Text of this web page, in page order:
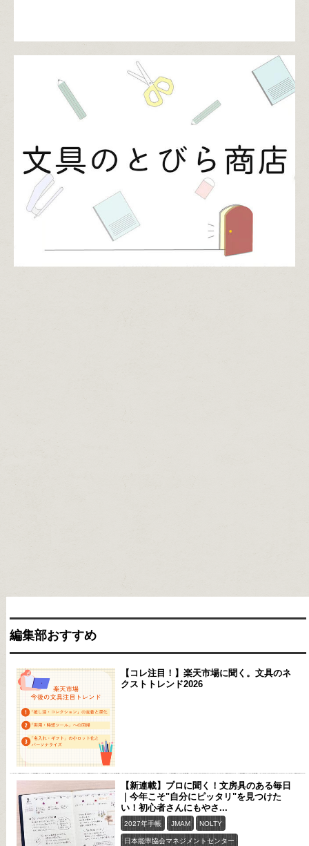
編集部おすすめ
【コレ注目！】楽天市場に聞く。文具のネ
クストトレンド2026
【新連載】プロに聞く！文房具のある毎日
｜今年こそ"自分にピッタリ"を見つけた
い！初心者さんにもやさ...
2027年手帳 JMAM NOLTY
日本能率協会マネジメントセンター